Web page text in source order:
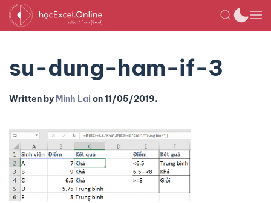
su-dung-ham-if-3
Written by Minh Laion11/05/2019.